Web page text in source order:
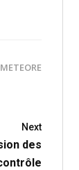
Next
des